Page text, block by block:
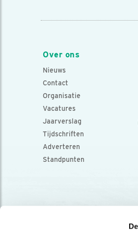
Over ons
Nieuws
Contact
Organisatie
Vacatures
Jaarverslag
Tijdschriften
Adverteren
Standpunten